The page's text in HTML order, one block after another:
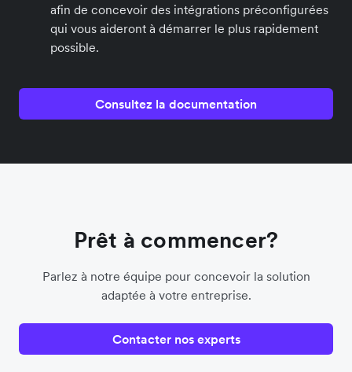
afin de concevoir des intégrations préconfigurées
qui vous aideront à démarrer le plus rapidement
possible.
Consultez la documentation
Prêt à commencer?
Parlez à notre équipe pour concevoir la solution
adaptée à votre entreprise.
Contacter nos experts